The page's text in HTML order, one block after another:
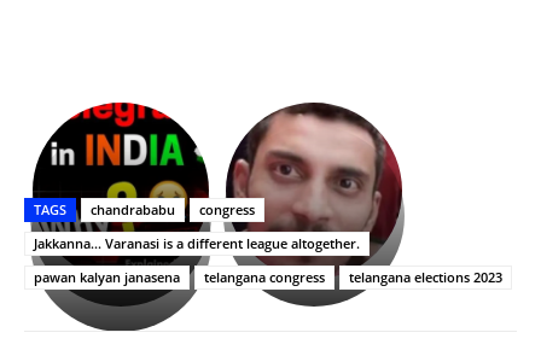
భగవంతుని
ప్రసాదం
తీర్థం..తులసీదళం
లేకుండా
అసంపూర్ణం
కేజీఎఫ్
సినిమాతో
పాన్
ఇండియా
స్టార్
హీరోయిన్‏గా
శ్రీనిధి
Upasana:
భర్తపై
రివెంజ్
తీర్చుకున్న
ఉపాసన..
పాపం
రామ్
TAGS chandrababu
congress
Jakkanna... Varanasi is a different league altogether.
pawan kalyan janasena
telangana congress telangana elections 2023